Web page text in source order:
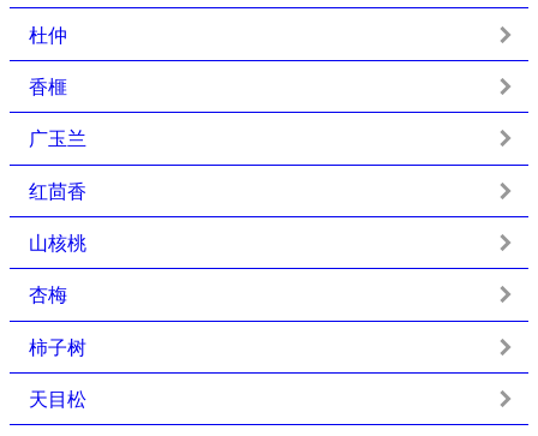
杜仲
香榧
广玉兰
红茴香
山核桃
杏梅
柿子树
天目松